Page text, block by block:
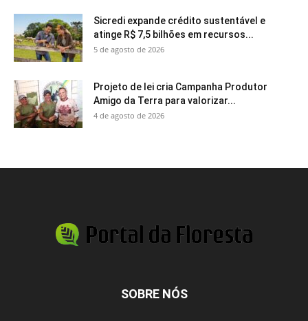
Sicredi expande crédito sustentável e
atinge R$ 7,5 bilhões em recursos...
5 de agosto de 2026
Projeto de lei cria Campanha Produtor
Amigo da Terra para valorizar...
4 de agosto de 2026
SOBRE NÓS